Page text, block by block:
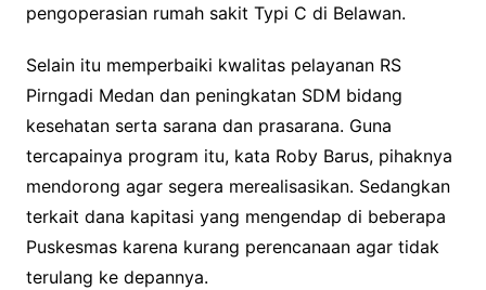
pengoperasian rumah sakit Typi C di Belawan.
Selain itu memperbaiki kwalitas pelayanan RS
Pirngadi Medan dan peningkatan SDM bidang
kesehatan serta sarana dan prasarana. Guna
tercapainya program itu, kata Roby Barus, pihaknya
mendorong agar segera merealisasikan. Sedangkan
terkait dana kapitasi yang mengendap di beberapa
Puskesmas karena kurang perencanaan agar tidak
terulang ke depannya.